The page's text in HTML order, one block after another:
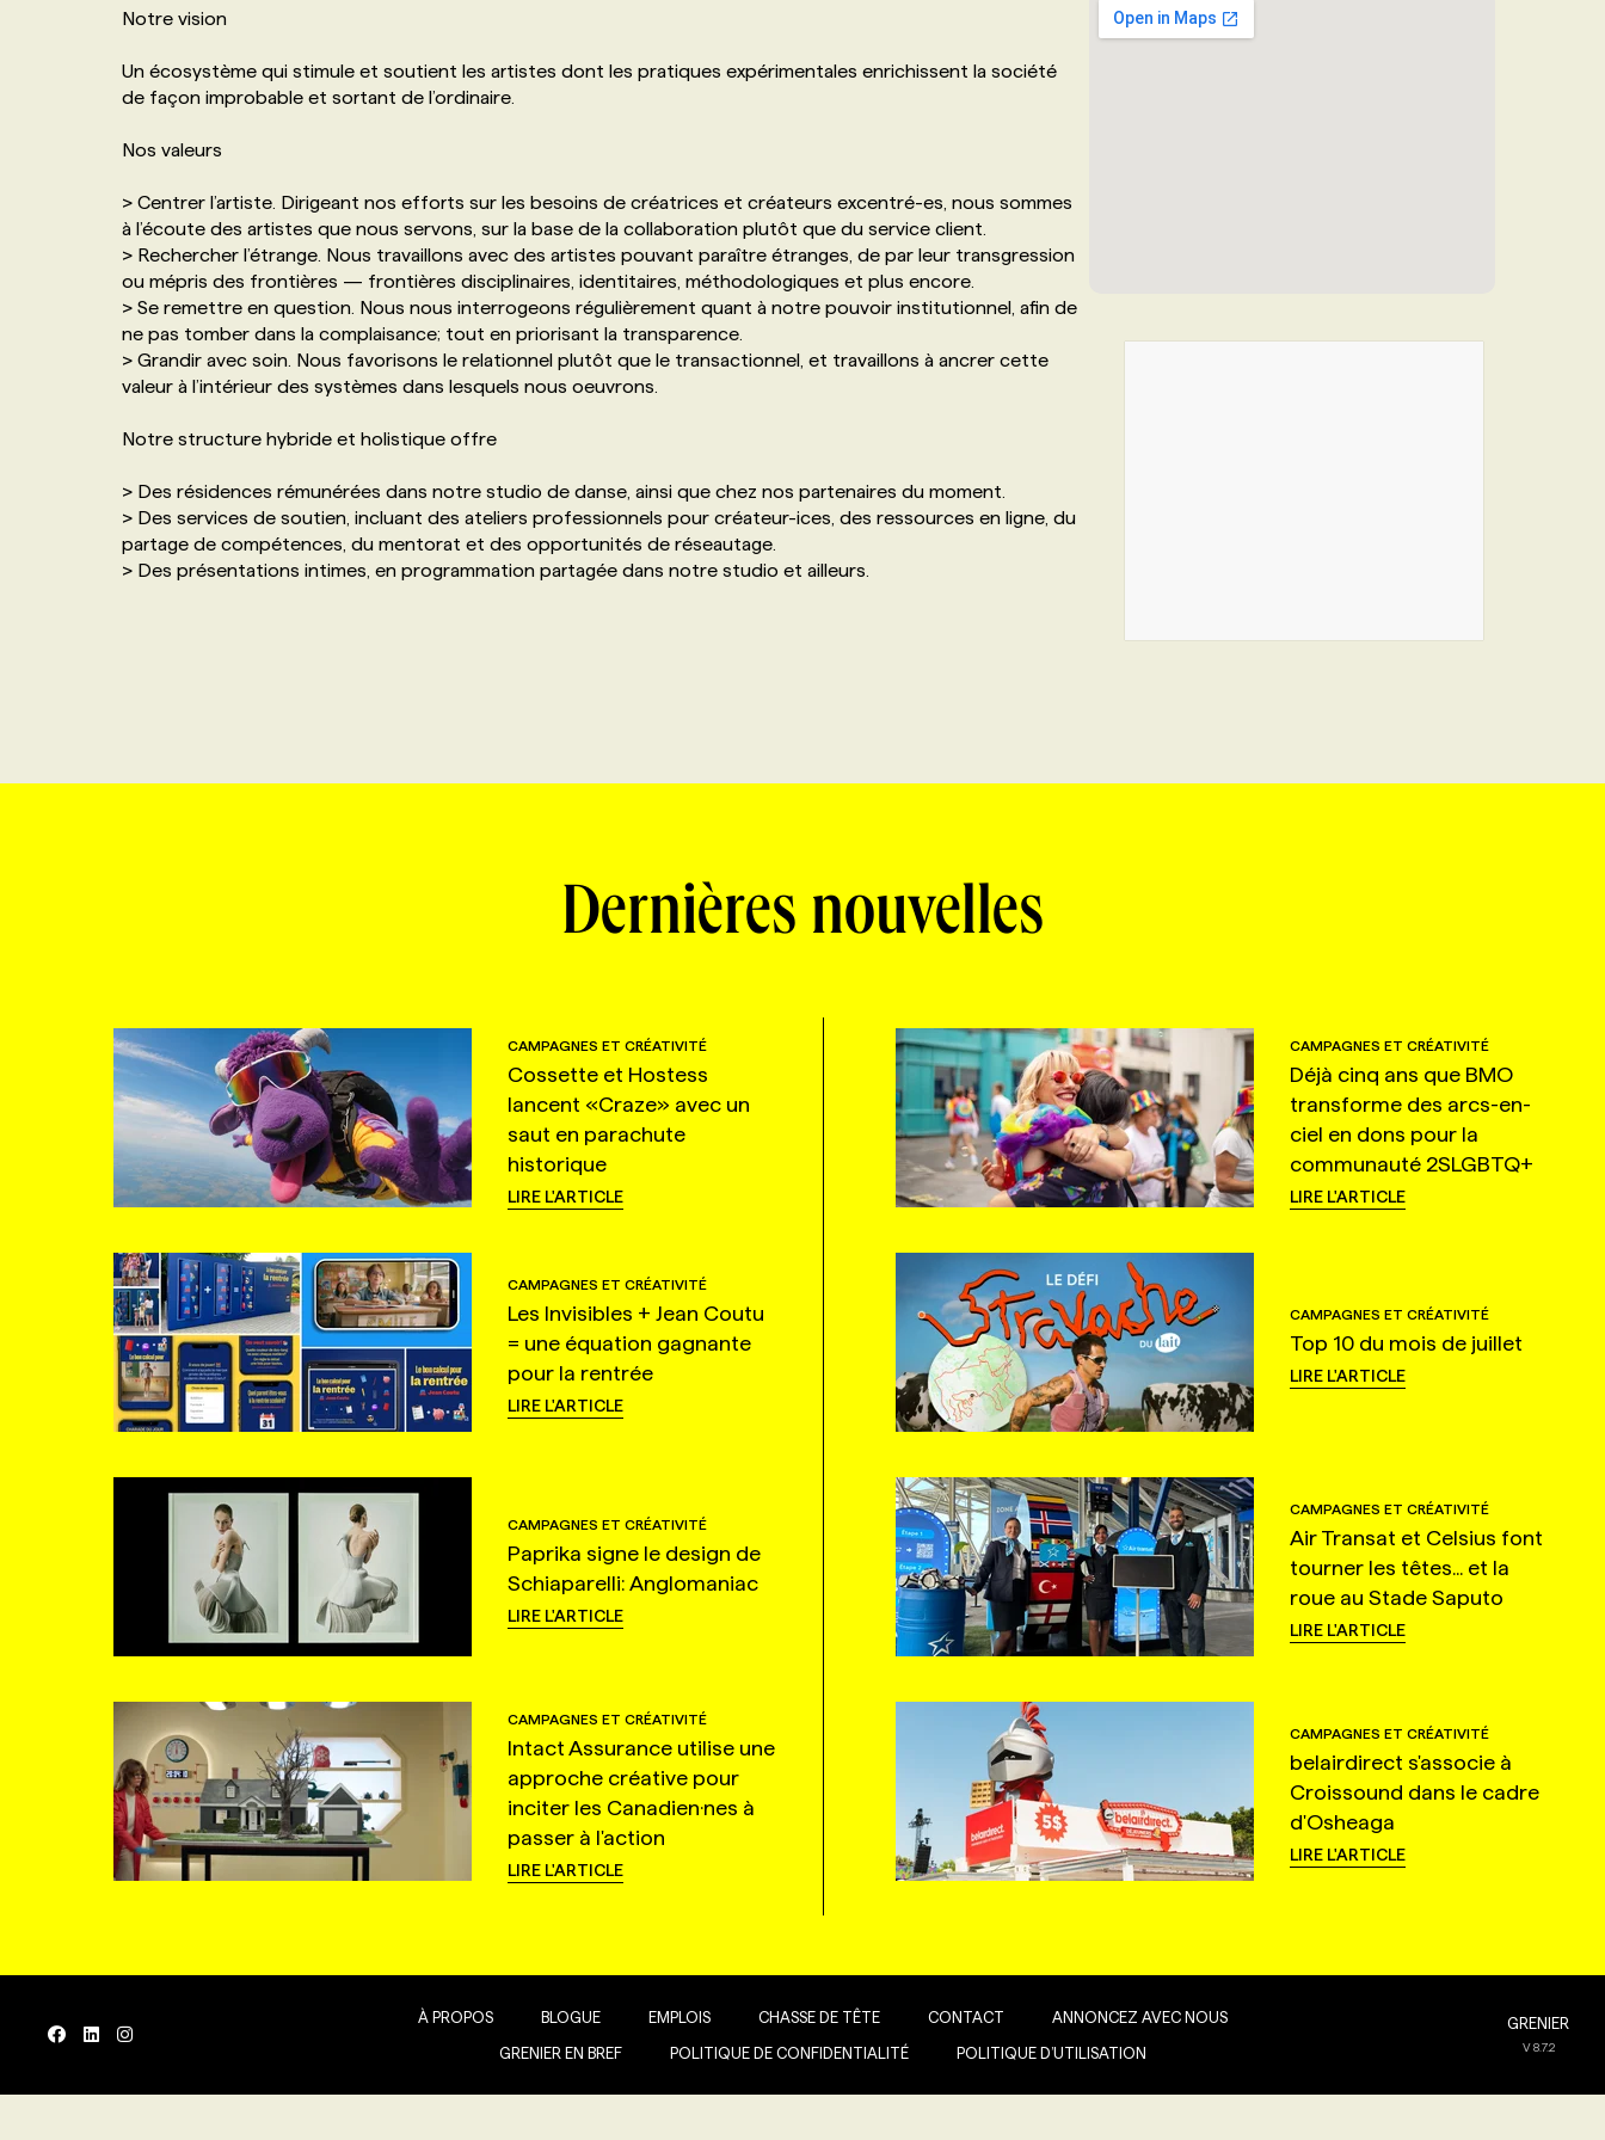
NOS TARIFS
PROGRAMMES DE SUBVENTIONS
ANNONCEZ AVEC NOUS
ANNONCEZ AVEC NOUS
Notre vision
Un écosystème qui stimule et soutient les artistes dont les pratiques expérimentales enrichissent la société
de façon improbable et sortant de l’ordinaire.
Nos valeurs
> Centrer l’artiste. Dirigeant nos efforts sur les besoins de créatrices et créateurs excentré-es, nous sommes
à l’écoute des artistes que nous servons, sur la base de la collaboration plutôt que du service client.
> Rechercher l’étrange. Nous travaillons avec des artistes pouvant paraître étranges, de par leur transgression
ou mépris des frontières — frontières disciplinaires, identitaires, méthodologiques et plus encore.
> Se remettre en question. Nous nous interrogeons régulièrement quant à notre pouvoir institutionnel, afin de
ne pas tomber dans la complaisance; tout en priorisant la transparence.
> Grandir avec soin. Nous favorisons le relationnel plutôt que le transactionnel, et travaillons à ancrer cette
valeur à l’intérieur des systèmes dans lesquels nous oeuvrons.
Notre structure hybride et holistique offre
> Des résidences rémunérées dans notre studio de danse, ainsi que chez nos partenaires du moment.
> Des services de soutien, incluant des ateliers professionnels pour créateur-ices, des ressources en ligne, du
partage de compétences, du mentorat et des opportunités de réseautage.
> Des présentations intimes, en programmation partagée dans notre studio et ailleurs.
Dernières nouvelles
CAMPAGNES ET CRÉATIVITÉ
Cossette et Hostess
lancent «Craze» avec un
saut en parachute
historique
LIRE L'ARTICLE
CAMPAGNES ET CRÉATIVITÉ
Déjà cinq ans que BMO
transforme des arcs-en-
ciel en dons pour la
communauté 2SLGBTQ+
LIRE L'ARTICLE
CAMPAGNES ET CRÉATIVITÉ
Les Invisibles + Jean Coutu
= une équation gagnante
pour la rentrée
LIRE L'ARTICLE
CAMPAGNES ET CRÉATIVITÉ
Top 10 du mois de juillet
LIRE L'ARTICLE
CAMPAGNES ET CRÉATIVITÉ
Paprika signe le design de
Schiaparelli: Anglomaniac
LIRE L'ARTICLE
CAMPAGNES ET CRÉATIVITÉ
Air Transat et Celsius font
tourner les têtes... et la
roue au Stade Saputo
LIRE L'ARTICLE
CAMPAGNES ET CRÉATIVITÉ
Intact Assurance utilise une
approche créative pour
inciter les Canadien·nes à
passer à l'action
LIRE L'ARTICLE
CAMPAGNES ET CRÉATIVITÉ
belairdirect s'associe à
Croissound dans le cadre
d'Osheaga
LIRE L'ARTICLE
À PROPOS BLOGUE EMPLOIS CHASSE DE TÊTE CONTACT ANNONCEZ AVEC NOUS
GRENIER EN BREF POLITIQUE DE CONFIDENTIALITÉ POLITIQUE D’UTILISATION
GRENIER
V8.7.2